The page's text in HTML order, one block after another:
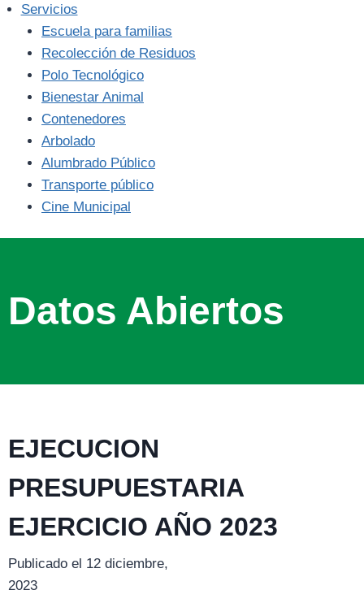
Servicios
Escuela para familias
Recolección de Residuos
Polo Tecnológico
Bienestar Animal
Contenedores
Arbolado
Alumbrado Público
Transporte público
Cine Municipal
Datos Abiertos
EJECUCION
PRESUPUESTARIA
EJERCICIO AÑO 2023
Publicado el 12 diciembre,
2023